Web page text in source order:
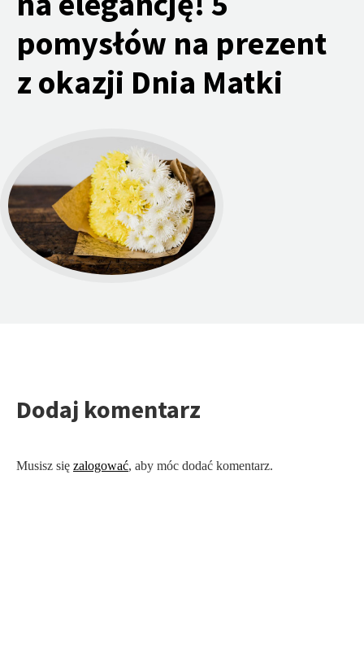
pomysłów na prezent
z okazji Dnia Matki
Dodaj komentarz
Musisz się zalogować, aby móc dodać komentarz.